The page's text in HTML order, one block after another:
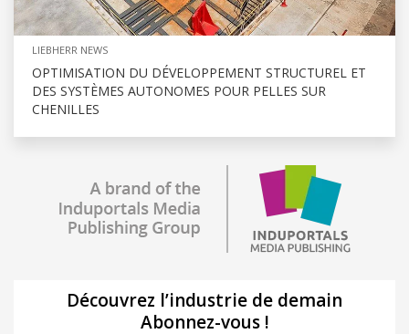
LIEBHERR NEWS
OPTIMISATION DU DÉVELOPPEMENT STRUCTUREL ET
DES SYSTÈMES AUTONOMES POUR PELLES SUR
CHENILLES
Découvrez l’industrie de demain
Abonnez-vous !